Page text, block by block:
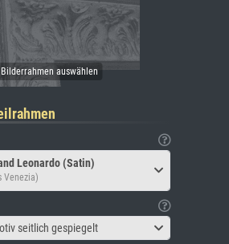
Leonardo (Satin)
Venezia)
seitlich gespiegelt